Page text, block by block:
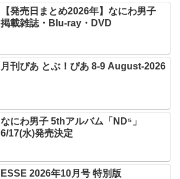
【発売日まとめ2026年】なにわ男子
掲載雑誌・Blu-ray・DVD
月刊ぴあ とぶ！ぴあ 8-9 August-2026
なにわ男子 5thアルバム「ND⁵」
6/17(水)発売決定
ESSE 2026年10月号 特別版